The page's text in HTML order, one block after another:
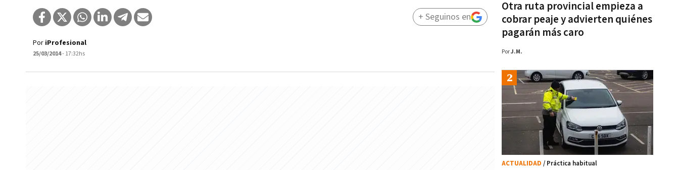
Por iProfesional
25/03/2014- 17:32hs
+ Seguinos en
Otra ruta provincial empieza a
cobrar peaje y advierten quiénes
pagarán más caro
PorJ.M.
ACTUALIDAD / Práctica habitual